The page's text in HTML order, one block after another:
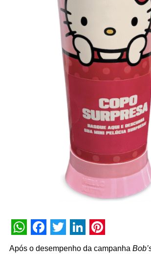
Pintar o Bem.”, diz Vandré Brilhante,
Já o Banco Afro irá viabilizar a chegada
recurso, por meio de uma conta digital
aos beneficiados. Reforçando a
empresas e marcas conscientes a favor
Afro se une ao projeto e traz sua missão
empoderamento financeiro e fomentação
consciente como parte fundamental na
uma sociedade mais equilibrada e
“O Banco Afro tem em seu DNA o
representatividade e acesso aos menos
através de soluções financeiras e
Acreditamos que unindo forças
de pessoas a passarem por essa fase de
que iniciativas como o “Pintar o Bem”
então convidamos todos os parceiros a
WhatsApp
Facebook
Twitter
LinkedIn
Pinterest
Após o desempenho da campanha